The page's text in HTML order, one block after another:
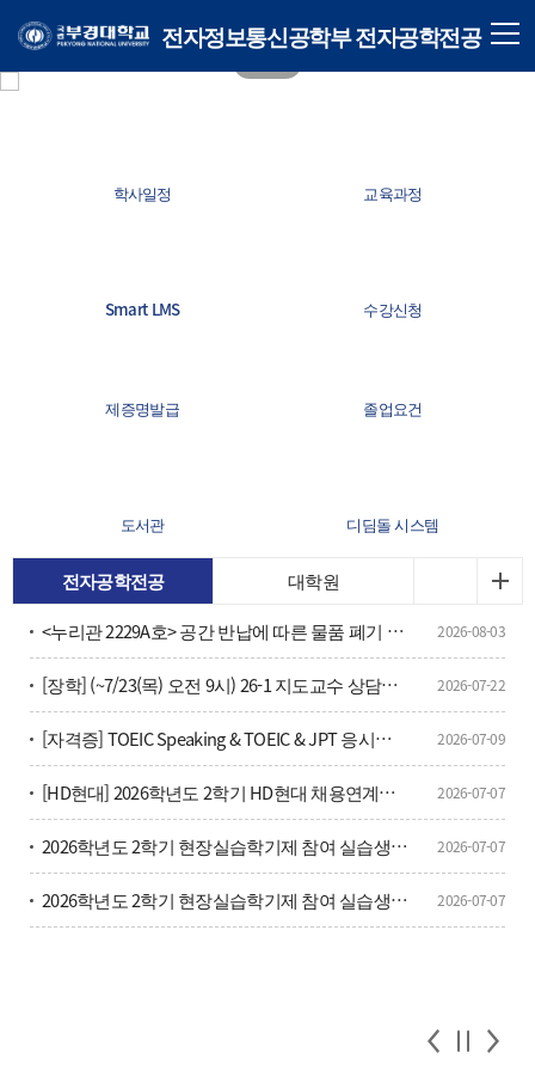
전자정보통신공학부 전자공학전공
학사일정 교육과정
Smart LMS 수강신청
제증명발급 졸업요건
도서관 디딤돌 시스템
전자공학전공
대학원
<누리관 2229A호> 공간 반납에 따른 물품 폐기 안내
2026-08-03
[장학] (~7/23(목) 오전 9시) 26-1 지도교수 상담횟수 확인 및 안내 2026-07-22
[자격증] TOEIC Speaking & TOEIC & JPT 응시료 할인 및 방법 안내(학부생, 대학원생 포함) 2026-07-09
[HD현대] 2026학년도 2학기 HD현대 채용연계형 현장실습학기제 모집 2026-07-07
2026학년도 2학기 현장실습학기제 참여 실습생 모집 안내 2026-07-07
2026학년도 2학기 현장실습학기제 참여 실습생 모집 안내 2026-07-07